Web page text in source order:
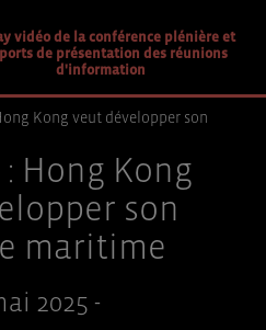
vidéo de la conférence plénière et
de présentation des réunions
d'information
Kong veut développer son
Hong Kong
son
maritime
2025 -